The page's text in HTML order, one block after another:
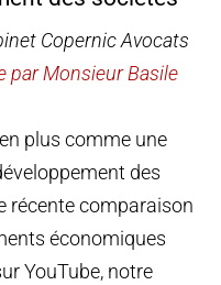
Copernic Avocats
par Monsieur Basile
plus comme une
des
récente comparaison
économiques
YouTube, notre